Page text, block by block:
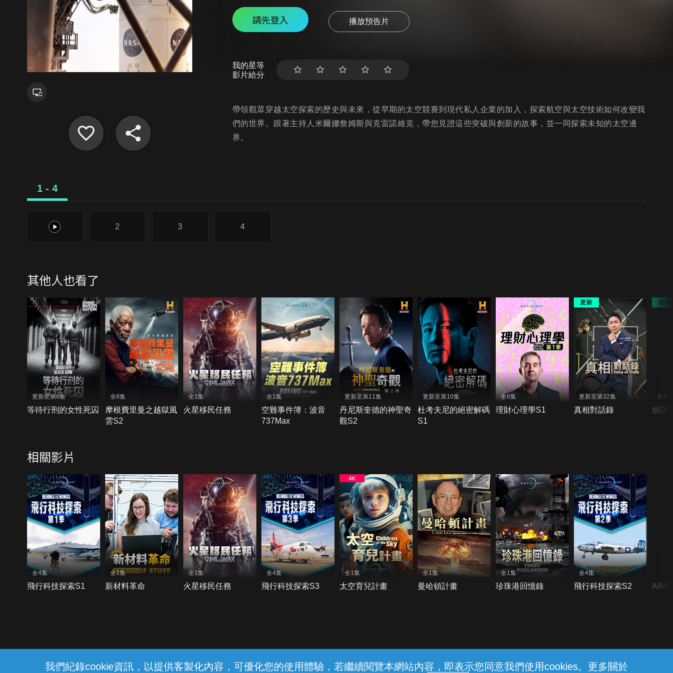
我們紀錄cookie資訊，以提供客製化內容，可優化您的使用體驗，若繼續閱覽本網站內容，即表示您同意我們使用cookies。更多關於
請先登入 播放預告片
我的星等
影片給分
帶領觀眾穿越太空探索的歷史與未來，從早期的太空競賽到現代私人企業的加入，探索航空與太空技術如何改變我
們的世界。跟著主持人米爾娜詹姆斯與克雷諾維克，帶您見證這些突破與創新的故事，並一同探索未知的太空邊
界。
1 - 4
1 2 3 4
其他人也看了
更新至第6集
等待行刑的女性死囚
全8集
摩根費里曼之越獄風
雲S2
全1集
火星移民任務
全1集
空難事件簿：波音
737Max
更新至第11集
丹尼斯奎德的神聖奇
觀S2
更新至第10集
杜考夫尼的絕密解碼
S1
全6集
理財心理學S1
更新至第32集
真相對話錄
更新
偵訊
相關影片
全4集
飛行科技探索S1
全1集
新材料革命
全1集
火星移民任務
全4集
飛行科技探索S3
全1集
太空育兒計畫
全1集
曼哈頓計畫
全1集
珍珠港回憶錄
全4集
飛行科技探索S2 AI時
線上客服 服務條款 隱私權保護